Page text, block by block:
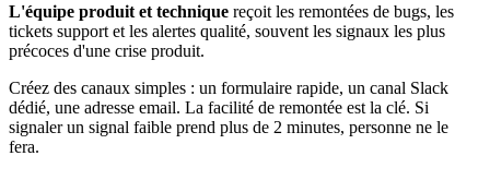
L'équipe produit et technique reçoit les remontées de bugs, les
tickets support et les alertes qualité, souvent les signaux les plus
précoces d'une crise produit.
Créez des canaux simples : un formulaire rapide, un canal Slack
dédié, une adresse email. La facilité de remontée est la clé. Si
signaler un signal faible prend plus de 2 minutes, personne ne le
fera.